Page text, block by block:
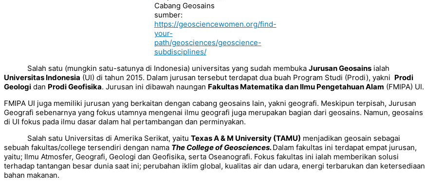
Cabang Geosains
sumber:
https://geosciencewomen.org/find-
your-
path/geosciences/geoscience-
subdisciplines/
Salah satu (mungkin satu-satunya di Indonesia) universitas yang sudah membuka Jurusan Geosains ialah
Universitas Indonesia (UI) di tahun 2015. Dalam jurusan tersebut terdapat dua buah Program Studi (Prodi), yakni Prodi
Geologi dan Prodi Geofisika. Jurusan ini dibawah naungan Fakultas Matematika dan Ilmu Pengetahuan Alam (FMIPA) UI.
FMIPA UI juga memiliki jurusan yang berkaitan dengan cabang geosains lain, yakni geografi. Meskipun terpisah, Jurusan
Geografi sebenarnya yang fokus utamnya mengenai ilmu geografi juga merupakan bagian dari geosains. Namun, geosains
di UI fokus pada ilmu dasar dalam hal pertambangan dan perminyakan.
Salah satu Universitas di Amerika Serikat, yaitu Texas A & M University (TAMU) menjadikan geosain sebagai
sebuah fakultas/college tersendiri dengan nama The College of Geosciences. Dalam fakultas ini terdapat empat jurusan,
yaitu; Ilmu Atmosfer, Geografi, Geologi dan Geofisika, serta Oseanografi. Fokus fakultas ini ialah memberikan solusi
terhadap tantangan besar dunia saat ini; perubahan iklim global, kualitas air dan udara, energi terbarukan dan ketersediaan
bahan makanan.